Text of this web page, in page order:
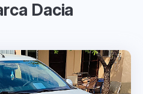
Dacia